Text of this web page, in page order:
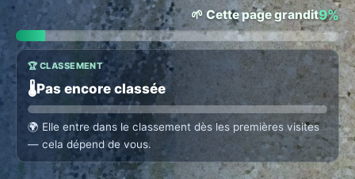
🌱 Cette page grandit9%
🏆 CLASSEMENT
🌡️Pas encore classée
🌍 Elle entre dans le classement dès les premières visites
— cela dépend de vous.